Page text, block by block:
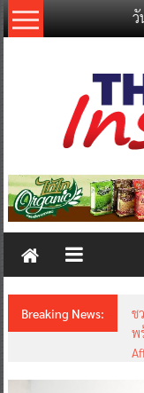
Skip
to
วั
Thailand
New
Breaking News:
ช
พ